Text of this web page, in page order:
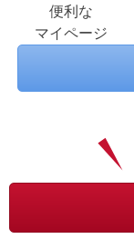
便利な
マイページ